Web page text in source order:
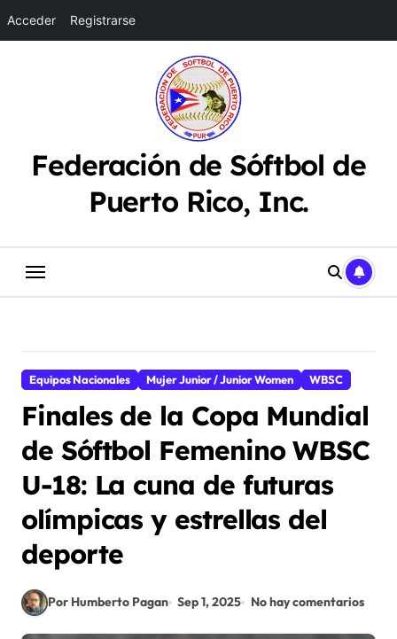
Acceder Registrarse
Federación de Sóftbol de
Puerto Rico, Inc.
Equipos Nacionales Mujer Junior / Junior Women WBSC
Finales de la Copa Mundial
de Sóftbol Femenino WBSC
U-18: La cuna de futuras
olímpicas y estrellas del
deporte
Por Humberto Pagan Sep 1, 2025 No hay comentarios